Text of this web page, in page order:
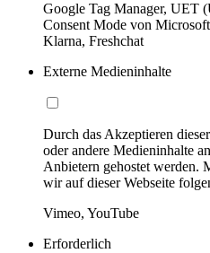
Google Tag Manager, UET
Consent Mode von
Klarna, Freshchat
Externe Medieninhalte
Durch das Akzeptieren
oder andere Medieninhalte
Anbietern gehostet werden.
wir auf dieser Webseite
Vimeo, YouTube
Erforderlich